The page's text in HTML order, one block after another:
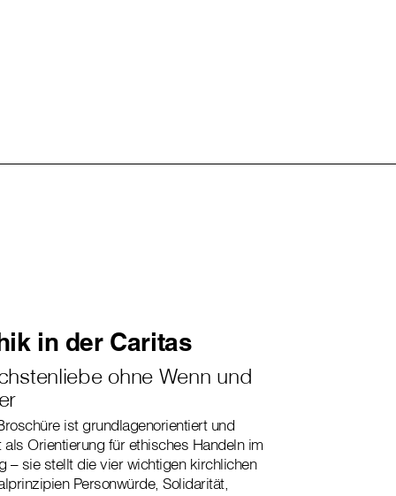
in der Caritas
ohne Wenn und
ist grundlagenorientiert und
als Orientierung für ethisches Handeln im
– sie stellt die vier wichtigen kirchlichen
Personwürde, Solidarität,